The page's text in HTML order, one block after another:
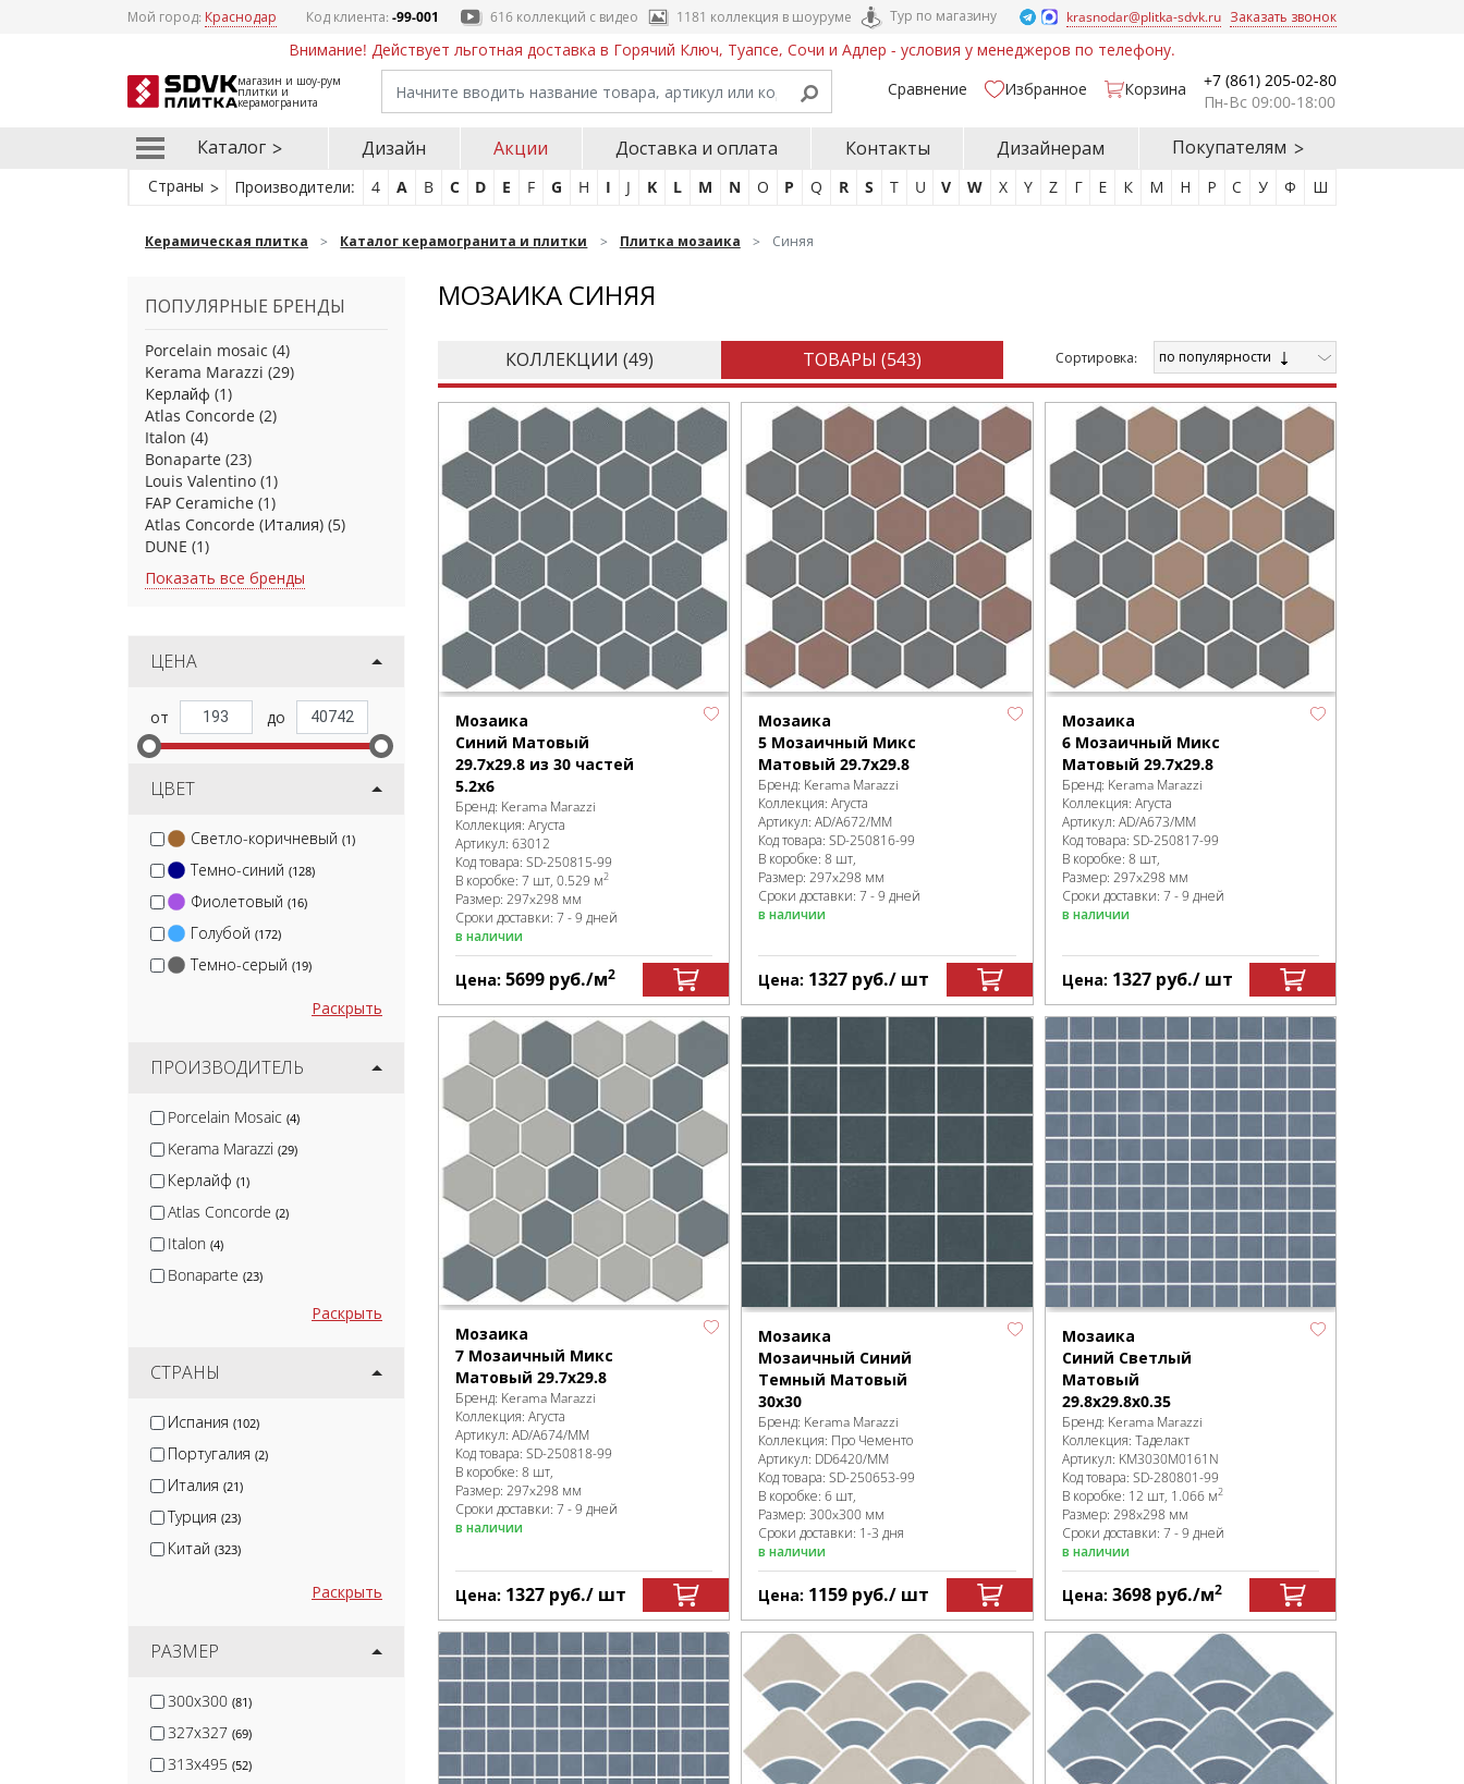
Мой город: Краснодар Код клиента:-99-001 616 коллекций с видео 1181 коллекция в шоуруме Тур по магазину krasnodar@plitka-sdvk.ru Заказать звонок
Внимание! Действует льготная доставка в Горячий Ключ, Туапсе, Сочи и Адлер - условия у менеджеров по телефону.
магазин и шоу-рум
плитки и
керамогранита
Сравнение Избранное Корзина
+7 (861) 205-02-80
Пн-Вс 09:00-18:00
Каталог Дизайн Акции Доставка и оплата Контакты Дизайнерам Покупателям
Страны Производители: 4 A B C D E F G H I J K L M N O P Q R S T U V W X Y Z Г Е К М Н Р С У Ф Ш
Керамическая плитка Каталог керамогранита и плитки Плитка мозаика Синяя
ПОПУЛЯРНЫЕ БРЕНДЫ
Porcelain mosaic (4)
Kerama Marazzi (29)
Керлайф (1)
Atlas Concorde (2)
Italon (4)
Bonaparte (23)
Louis Valentino (1)
FAP Ceramiche (1)
Atlas Concorde (Италия) (5)
DUNE (1)
Показать все бренды
ЦЕНА
ЦВЕТ
Светло-коричневый (1)
Темно-синий (128)
Фиолетовый (16)
Голубой (172)
Темно-серый (19)
Раскрыть
ПРОИЗВОДИТЕЛЬ
Porcelain Mosaic (4)
Kerama Marazzi (29)
Керлайф (1)
Atlas Concorde (2)
Italon (4)
Bonaparte (23)
Atlas Concorde (Италия)
Onix Mosaico
Serapool
Раскрыть
СТРАНЫ
Испания (102)
Португалия (2)
Италия (21)
Турция (23)
Китай (323)
Раскрыть
РАЗМЕР
300x300 (81)
327x327 (69)
313x495 (52)
МОЗАИКА СИНЯЯ
КОЛЛЕКЦИИ (49) ТОВАРЫ (543) Cортировка: по популярности
Мозаика
Синий Матовый
29.7x29.8 из 30 частей
5.2х6
Бренд: Kerama Marazzi
Коллекция: Агуста
Артикул: 63012
Код товара: SD-250815-99
В коробке: 7 шт, 0.529 м2
Размер: 297x298 мм
Сроки доставки: 7 - 9 дней
в наличии
Цена: 5699 руб./м2
Мозаика
5 Мозаичный Микс
Матовый 29.7x29.8
Бренд: Kerama Marazzi
Коллекция:Агуста
Артикул:AD/A672/MM
Код товара:SD-250816-99
В коробке:8 шт,
Размер:297x298 мм
Сроки доставки: 7 - 9 дней
в наличии
Цена: 1327 руб./ шт
Мозаика
6 Мозаичный Микс
Матовый 29.7x29.8
Бренд: Kerama Marazzi
Коллекция: Агуста
Артикул: AD/A673/MM
Код товара: SD-250817-99
В коробке: 8 шт,
Размер: 297x298 мм
Сроки доставки: 7 - 9 дней
в наличии
Цена: 1327 руб./ шт
Мозаика
7 Мозаичный Микс
Матовый 29.7x29.8
Бренд: Kerama Marazzi
Коллекция: Агуста
Артикул: AD/A674/MM
Код товара: SD-250818-99
В коробке: 8 шт,
Размер: 297x298 мм
Сроки доставки: 7 - 9 дней
в наличии
Цена: 1327 руб./ шт
Мозаика
Мозаичный Синий
Темный Матовый
30x30
Бренд: Kerama Marazzi
Коллекция: Про Чементо
Артикул: DD6420/MM
Код товара:SD-250653-99
В коробке:6 шт,
Размер:300x300 мм
Сроки доставки: 1-3 дня
в наличии
Цена: 1159 руб./ шт
Мозаика
Синий Светлый
Матовый
29.8x29.8x0.35
Бренд: Kerama Marazzi
Коллекция: Таделакт
Артикул: KM3030M0161N
Код товара: SD-280801-99
В коробке: 12 шт, 1.066 м2
Размер: 298x298 мм
Сроки доставки: 7 - 9 дней
в наличии
Цена: 3698 руб./м2